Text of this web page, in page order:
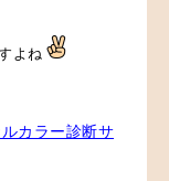
よね
カラー診断サ